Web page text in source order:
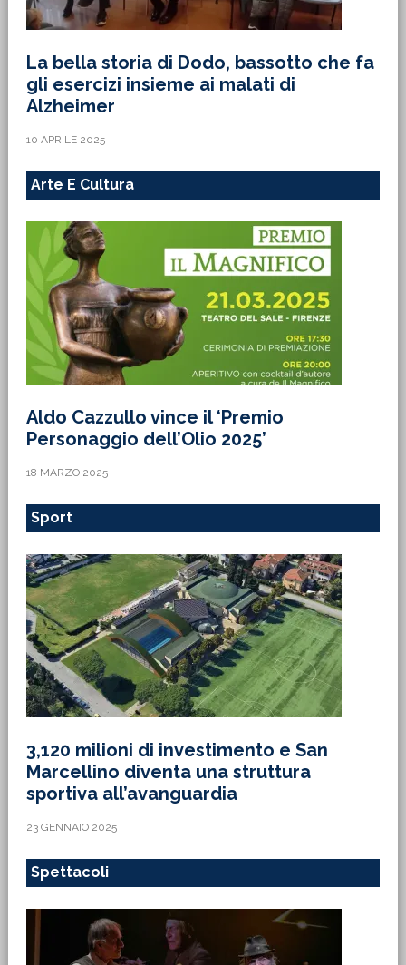
La bella storia di Dodo, bassotto che fa
gli esercizi insieme ai malati di
Alzheimer
10 APRILE 2025
Arte E Cultura
Aldo Cazzullo vince il ‘Premio
Personaggio dell’Olio 2025’
18 MARZO 2025
Sport
3,120 milioni di investimento e San
Marcellino diventa una struttura
sportiva all’avanguardia
23 GENNAIO 2025
Spettacoli